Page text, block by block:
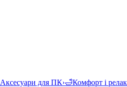
Аксесуари для ПК›🛁Комфорт і